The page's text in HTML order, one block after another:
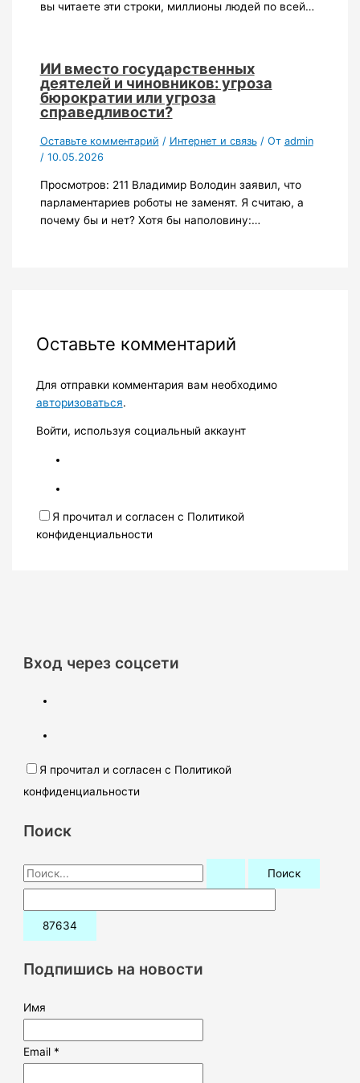
вы читаете эти строки, миллионы людей по всей…
ИИ вместо государственных
деятелей и чиновников: угроза
бюрократии или угроза
справедливости?
Оставьте комментарий / Интернет и связь/ От admin
/ 10.05.2026
Просмотров: 211 Владимир Володин заявил, что
парламентариев роботы не заменят. Я считаю, а
почему бы и нет? Хотя бы наполовину:…
Оставьте комментарий
Для отправки комментария вам необходимо
авторизоваться.
Войти, используя социальный аккаунт
Я прочитал и согласен с Политикой
конфиденциальности
Вход через соцсети
Я прочитал и согласен с Политикой
конфиденциальности
Поиск
П
о
и
:Подпишись на новости
Имя
Email *